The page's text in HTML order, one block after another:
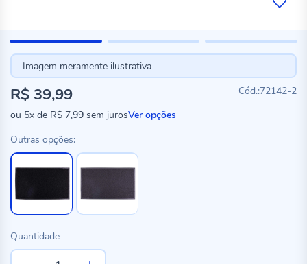
Imagem meramente ilustrativa
72142-2
R$ 39,99
ou 5x de R$ 7,99 sem jurosVer opções
Outras opções:
Quantidade